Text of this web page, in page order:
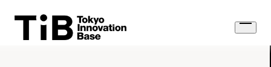
content
Open